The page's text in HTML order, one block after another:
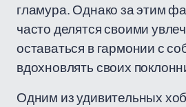
гламура. Однако за этим
часто делятся своими
оставаться в гармонии с
вдохновлять своих
Одним из удивительных